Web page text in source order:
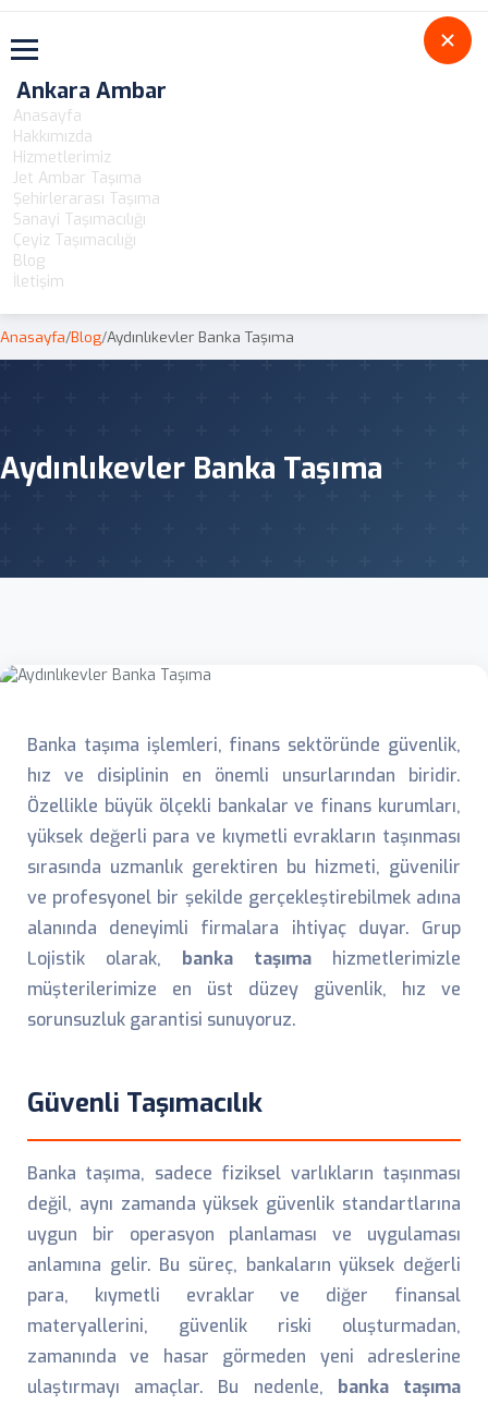
Toggle navigation
Ankara Ambar
Anasayfa
Hakkımızda
Hizmetlerimiz
Jet Ambar Taşıma
Şehirlerarası Taşıma
Sanayi Taşımacılığı
Çeyiz Taşımacılığı
Blog
İletişim
Anasayfa/Blog/Aydınlıkevler Banka Taşıma
Aydınlıkevler Banka Taşıma
Banka taşıma işlemleri, finans sektöründe güvenlik,
hız ve disiplinin en önemli unsurlarından biridir.
Özellikle büyük ölçekli bankalar ve finans kurumları,
yüksek değerli para ve kıymetli evrakların taşınması
sırasında uzmanlık gerektiren bu hizmeti, güvenilir
ve profesyonel bir şekilde gerçekleştirebilmek adına
alanında deneyimli firmalara ihtiyaç duyar. Grup
Lojistik olarak,
banka taşıma hizmetlerimizle
müşterilerimize en üst düzey güvenlik, hız ve
sorunsuzluk garantisi sunuyoruz.
Güvenli Taşımacılık
Banka taşıma, sadece fiziksel varlıkların taşınması
değil, aynı zamanda yüksek güvenlik standartlarına
uygun bir operasyon planlaması ve uygulaması
anlamına gelir. Bu süreç, bankaların yüksek değerli
para, kıymetli evraklar ve diğer finansal
materyallerini, güvenlik riski oluşturmadan,
zamanında ve hasar görmeden yeni adreslerine
ulaştırmayı amaçlar. Bu nedenle,
banka taşıma